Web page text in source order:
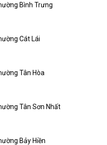
Bình Trưng
Cát Lái
Tân Hòa
Tân Sơn Nhất
Bảy Hiền